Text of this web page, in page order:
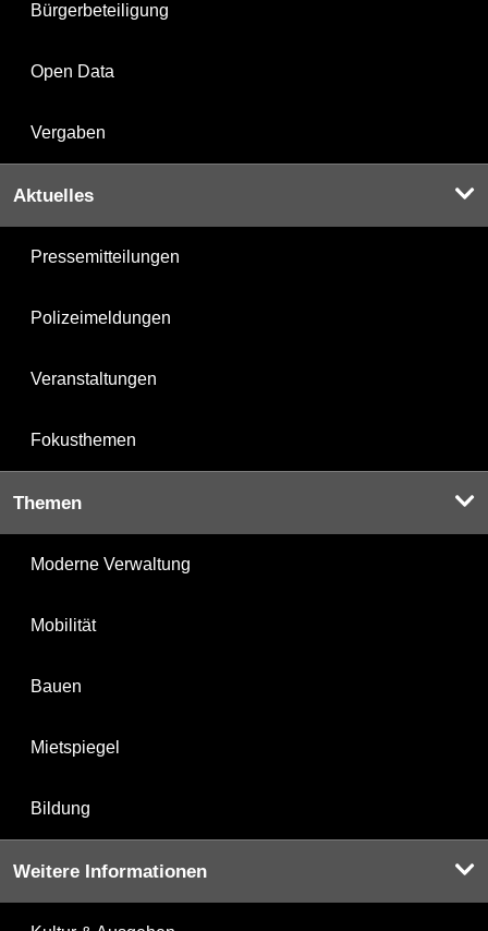
Bürgerbeteiligung
Open Data
Vergaben
Aktuelles
Pressemitteilungen
Polizeimeldungen
Veranstaltungen
Fokusthemen
Themen
Moderne Verwaltung
Mobilität
Bauen
Mietspiegel
Bildung
Weitere Informationen